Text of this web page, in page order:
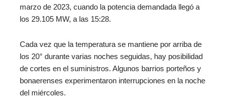
marzo de 2023, cuando la potencia demandada llegó a
los 29.105 MW, a las 15:28.
Cada vez que la temperatura se mantiene por arriba de
los 20° durante varias noches seguidas, hay posibilidad
de cortes en el suministros. Algunos barrios porteños y
bonaerenses experimentaron interrupciones en la noche
del miércoles.